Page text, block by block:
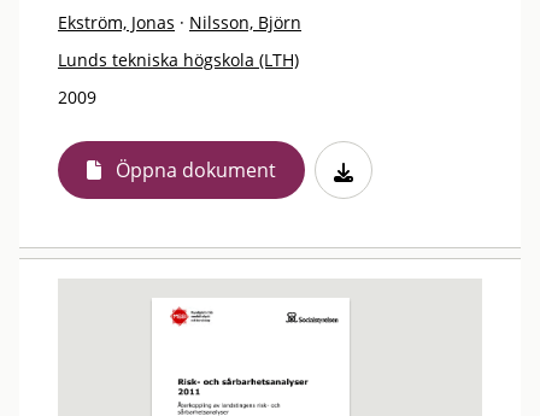
Ekström, Jonas · Nilsson, Björn
Lunds tekniska högskola (LTH)
2009
Öppna dokument